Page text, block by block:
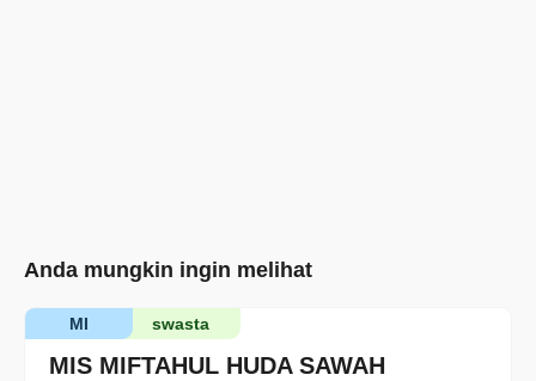
Anda mungkin ingin melihat
MIS MIFTAHUL HUDA SAWAH
swasta
MI